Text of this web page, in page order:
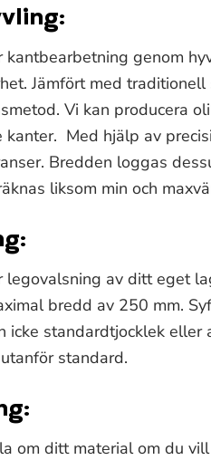
kantbearbetning genom
Jämfört med
Vi kan producera
kanter. Med hjälp av
Bredden loggas
liksom min och
legovalsning av ditt eget
bredd av 250 mm.
icke standardtjocklek
standard.
om ditt material om du